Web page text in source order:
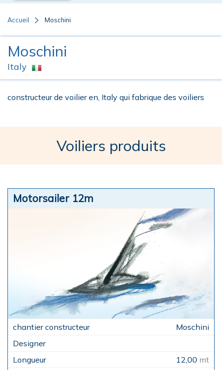
Accueil Moschini
Moschini
Italy
constructeur de voilier en, Italy qui fabrique des voiliers
Voiliers produits
Motorsailer 12m
Moschini
12,00 mt